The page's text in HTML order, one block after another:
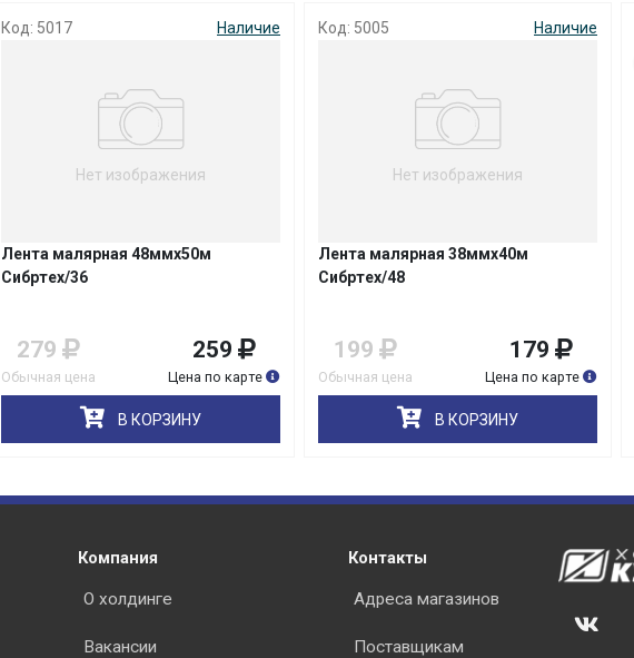
Код: 5017 Наличие
Нет изображения
Лента малярная 48ммх50м
Сибртех/36
279
Обычная цена
259
Цена по карте
В КОРЗИНУ
Код: 5005 Наличие
Нет изображения
Лента малярная 38ммх40м
Сибртех/48
199
Обычная цена
179
Цена по карте
В КОРЗИНУ
Компания
О холдинге
Вакансии
Контакты
Адреса магазинов
Поставщикам